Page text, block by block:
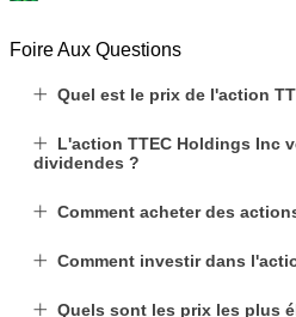
Foire Aux Questions
Quel est le prix de l'action
L'action TTEC Holdings Inc
dividendes ?
Comment acheter des
Comment investir dans
Quels sont les prix les plus